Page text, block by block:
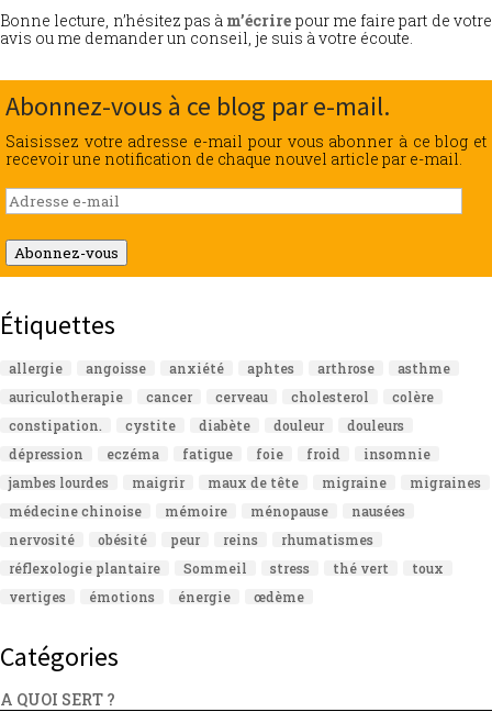
Bonne lecture, n’hésitez pas à m’écrire pour me faire part de votre
avis ou me demander un conseil, je suis à votre écoute.
Abonnez-vous à ce blog par e-mail.
Saisissez votre adresse e-mail pour vous abonner à ce blog et
recevoir une notification de chaque nouvel article par e-mail.
Adresse
e-
mail
Abonnez-vous
Étiquettes
allergie angoisse anxiété aphtes arthrose
asthme
auriculotherapie
cancer cerveau cholesterol
colère
constipation.
cystite diabète douleur
douleurs
dépression
eczéma fatigue foie froid
insomnie
jambes lourdes
maigrir maux de tête migraine
migraines
médecine chinoise
mémoire ménopause
nausées
nervosité
obésité peur reins
rhumatismes
réflexologie plantaire
Sommeil stress thé vert
toux
vertiges
émotions énergie œdème
Catégories
A QUOI SERT ?